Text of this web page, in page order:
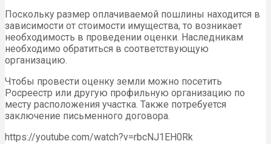
Поскольку размер оплачиваемой пошлины находится в
зависимости от стоимости имущества, то возникает
необходимость в проведении оценки. Наследникам
необходимо обратиться в соответствующую
организацию.
Чтобы провести оценку земли можно посетить
Росреестр или другую профильную организацию по
месту расположения участка. Также потребуется
заключение письменного договора.
https://youtube.com/watch?v=rbcNJ1EH0Rk